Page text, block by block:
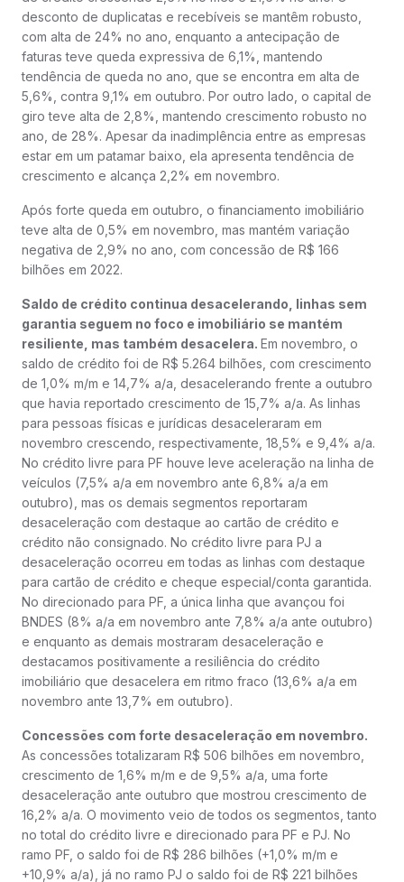
desconto de duplicatas e recebíveis se mantêm robusto,
com alta de 24% no ano, enquanto a antecipação de
faturas teve queda expressiva de 6,1%, mantendo
tendência de queda no ano, que se encontra em alta de
5,6%, contra 9,1% em outubro. Por outro lado, o capital de
giro teve alta de 2,8%, mantendo crescimento robusto no
ano, de 28%. Apesar da inadimplência entre as empresas
estar em um patamar baixo, ela apresenta tendência de
crescimento e alcança 2,2% em novembro.
Após forte queda em outubro, o financiamento imobiliário
teve alta de 0,5% em novembro, mas mantém variação
negativa de 2,9% no ano, com concessão de R$ 166
bilhões em 2022.
Saldo de crédito continua desacelerando, linhas sem
garantia seguem no foco e imobiliário se mantém
resiliente, mas também desacelera. Em novembro, o
saldo de crédito foi de R$ 5.264 bilhões, com crescimento
de 1,0% m/m e 14,7% a/a, desacelerando frente a outubro
que havia reportado crescimento de 15,7% a/a. As linhas
para pessoas físicas e jurídicas desaceleraram em
novembro crescendo, respectivamente, 18,5% e 9,4% a/a.
No crédito livre para PF houve leve aceleração na linha de
veículos (7,5% a/a em novembro ante 6,8% a/a em
outubro), mas os demais segmentos reportaram
desaceleração com destaque ao cartão de crédito e
crédito não consignado. No crédito livre para PJ a
desaceleração ocorreu em todas as linhas com destaque
para cartão de crédito e cheque especial/conta garantida.
No direcionado para PF, a única linha que avançou foi
BNDES (8% a/a em novembro ante 7,8% a/a ante outubro)
e enquanto as demais mostraram desaceleração e
destacamos positivamente a resiliência do crédito
imobiliário que desacelera em ritmo fraco (13,6% a/a em
novembro ante 13,7% em outubro).
Concessões com forte desaceleração em novembro.
As concessões totalizaram R$ 506 bilhões em novembro,
crescimento de 1,6% m/m e de 9,5% a/a, uma forte
desaceleração ante outubro que mostrou crescimento de
16,2% a/a. O movimento veio de todos os segmentos, tanto
no total do crédito livre e direcionado para PF e PJ. No
ramo PF, o saldo foi de R$ 286 bilhões (+1,0% m/m e
+10,9% a/a), já no ramo PJ o saldo foi de R$ 221 bilhões